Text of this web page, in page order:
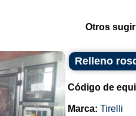
Otros
Relleno
Código de
Marca: Tirelli